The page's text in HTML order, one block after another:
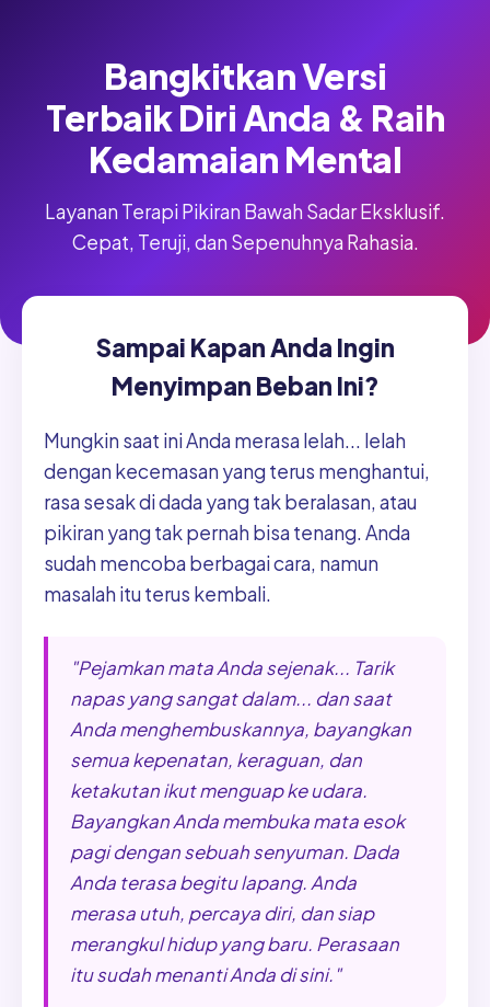
Bangkitkan Versi
Terbaik Diri Anda & Raih
Kedamaian Mental
Layanan Terapi Pikiran Bawah Sadar Eksklusif.
Cepat, Teruji, dan Sepenuhnya Rahasia.
Sampai Kapan Anda Ingin
Menyimpan Beban Ini?
Mungkin saat ini Anda merasa lelah... lelah
dengan kecemasan yang terus menghantui,
rasa sesak di dada yang tak beralasan, atau
pikiran yang tak pernah bisa tenang. Anda
sudah mencoba berbagai cara, namun
masalah itu terus kembali.
"Pejamkan mata Anda sejenak... Tarik
napas yang sangat dalam... dan saat
Anda menghembuskannya, bayangkan
semua kepenatan, keraguan, dan
ketakutan ikut menguap ke udara.
Bayangkan Anda membuka mata esok
pagi dengan sebuah senyuman. Dada
Anda terasa begitu lapang. Anda
merasa utuh, percaya diri, dan siap
merangkul hidup yang baru. Perasaan
itu sudah menanti Anda di sini."